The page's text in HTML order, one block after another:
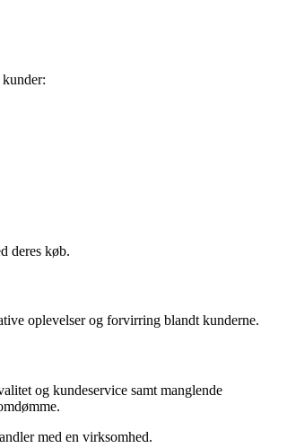
deres køb.
oplevelser og forvirring blandt kunderne.
og kundeservice samt manglende
med en virksomhed.